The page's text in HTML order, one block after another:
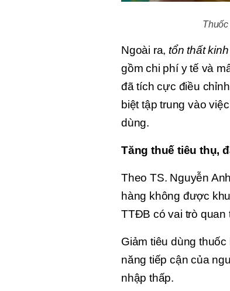
Ngoài ra, tổn thất
gồm chi phí y tế và
đã tích cực điều
biệt tập trung vào
dùng.
Tăng thuế tiêu thụ,
Theo TS. Nguyễn
hàng không được
TTĐB có vai trò quan
Giảm tiêu dùng
năng tiếp cận của
nhập thấp.